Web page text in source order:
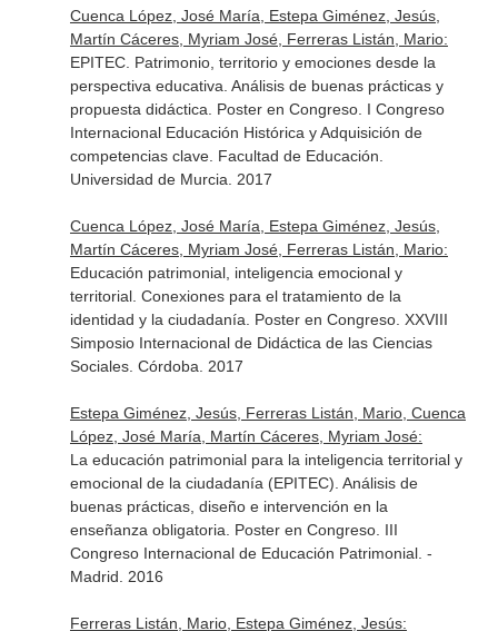
Cuenca López, José María, Estepa Giménez, Jesús,
Martín Cáceres, Myriam José, Ferreras Listán, Mario:
EPITEC. Patrimonio, territorio y emociones desde la
perspectiva educativa. Análisis de buenas prácticas y
propuesta didáctica. Poster en Congreso. I Congreso
Internacional Educación Histórica y Adquisición de
competencias clave. Facultad de Educación.
Universidad de Murcia. 2017
Cuenca López, José María, Estepa Giménez, Jesús,
Martín Cáceres, Myriam José, Ferreras Listán, Mario:
Educación patrimonial, inteligencia emocional y
territorial. Conexiones para el tratamiento de la
identidad y la ciudadanía. Poster en Congreso. XXVIII
Simposio Internacional de Didáctica de las Ciencias
Sociales. Córdoba. 2017
Estepa Giménez, Jesús, Ferreras Listán, Mario, Cuenca
López, José María, Martín Cáceres, Myriam José:
La educación patrimonial para la inteligencia territorial y
emocional de la ciudadanía (EPITEC). Análisis de
buenas prácticas, diseño e intervención en la
enseñanza obligatoria. Poster en Congreso. III
Congreso Internacional de Educación Patrimonial. -
Madrid. 2016
Ferreras Listán, Mario, Estepa Giménez, Jesús: